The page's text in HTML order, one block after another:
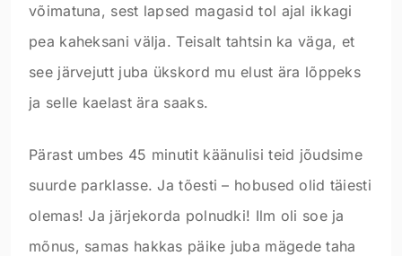
võimatuna, sest lapsed magasid tol ajal ikkagi
pea kaheksani välja. Teisalt tahtsin ka väga, et
see järvejutt juba ükskord mu elust ära lõppeks
ja selle kaelast ära saaks.
Pärast umbes 45 minutit käänulisi teid jõudsime
suurde parklasse. Ja tõesti – hobused olid täiesti
olemas! Ja järjekorda polnudki! Ilm oli soe ja
mõnus, samas hakkas päike juba mägede taha